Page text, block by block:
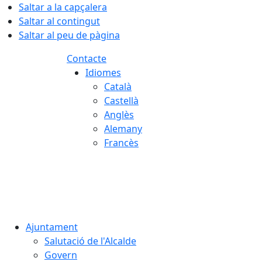
Saltar a la capçalera
Saltar al contingut
Saltar al peu de pàgina
Contacte
Idiomes
Català
Castellà
Anglès
Alemany
Francès
Ajuntament
Salutació de l'Alcalde
Govern